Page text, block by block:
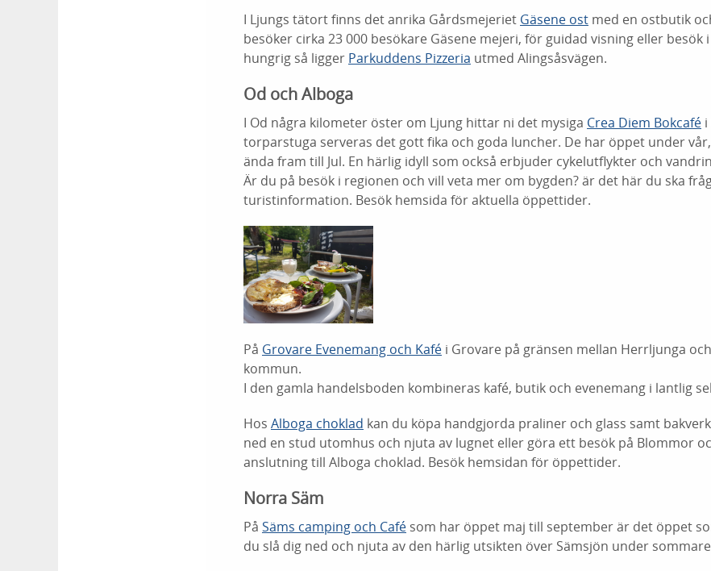
I Ljungs tätort finns det anrika Gårdsmejeriet Gäsene ost med en ostbutik
besöker cirka 23 000 besökare Gäsene mejeri, för guidad visning eller besök
hungrig så ligger Parkuddens Pizzeria utmed Alingsåsvägen.
Od och Alboga
I Od några kilometer öster om Ljung hittar ni det mysiga Crea Diem Bokcafé i
torparstuga serveras det gott fika och goda luncher. De har öppet under
ända fram till Jul. En härlig idyll som också erbjuder cykelutflykter och
Är du på besök i regionen och vill veta mer om bygden? är det här du ska
turistinformation. Besök hemsida för aktuella öppettider.
På Grovare Evenemang och Kafé i Grovare på gränsen mellan Herrljunga
kommun.
I den gamla handelsboden kombineras kafé, butik och evenemang i lantlig
Hos Alboga choklad kan du köpa handgjorda praliner och glass samt
ned en stud utomhus och njuta av lugnet eller göra ett besök på Blommor
anslutning till Alboga choklad. Besök hemsidan för öppettider.
Norra Säm
På Säms camping och Café som har öppet maj till september är det öppet
du slå dig ned och njuta av den härlig utsikten över Sämsjön under